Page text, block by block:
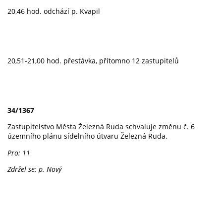
20,46 hod. odchází p. Kvapil
20,51-21,00 hod. přestávka, přítomno 12 zastupitelů
34/1367
Zastupitelstvo Města Železná Ruda schvaluje změnu č. 6
územního plánu sídelního útvaru Železná Ruda.
Pro: 11
Zdržel se: p. Nový